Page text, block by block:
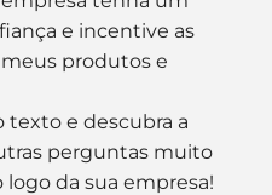
e incentive as
produtos e
texto e descubra a
perguntas muito
da sua empresa!